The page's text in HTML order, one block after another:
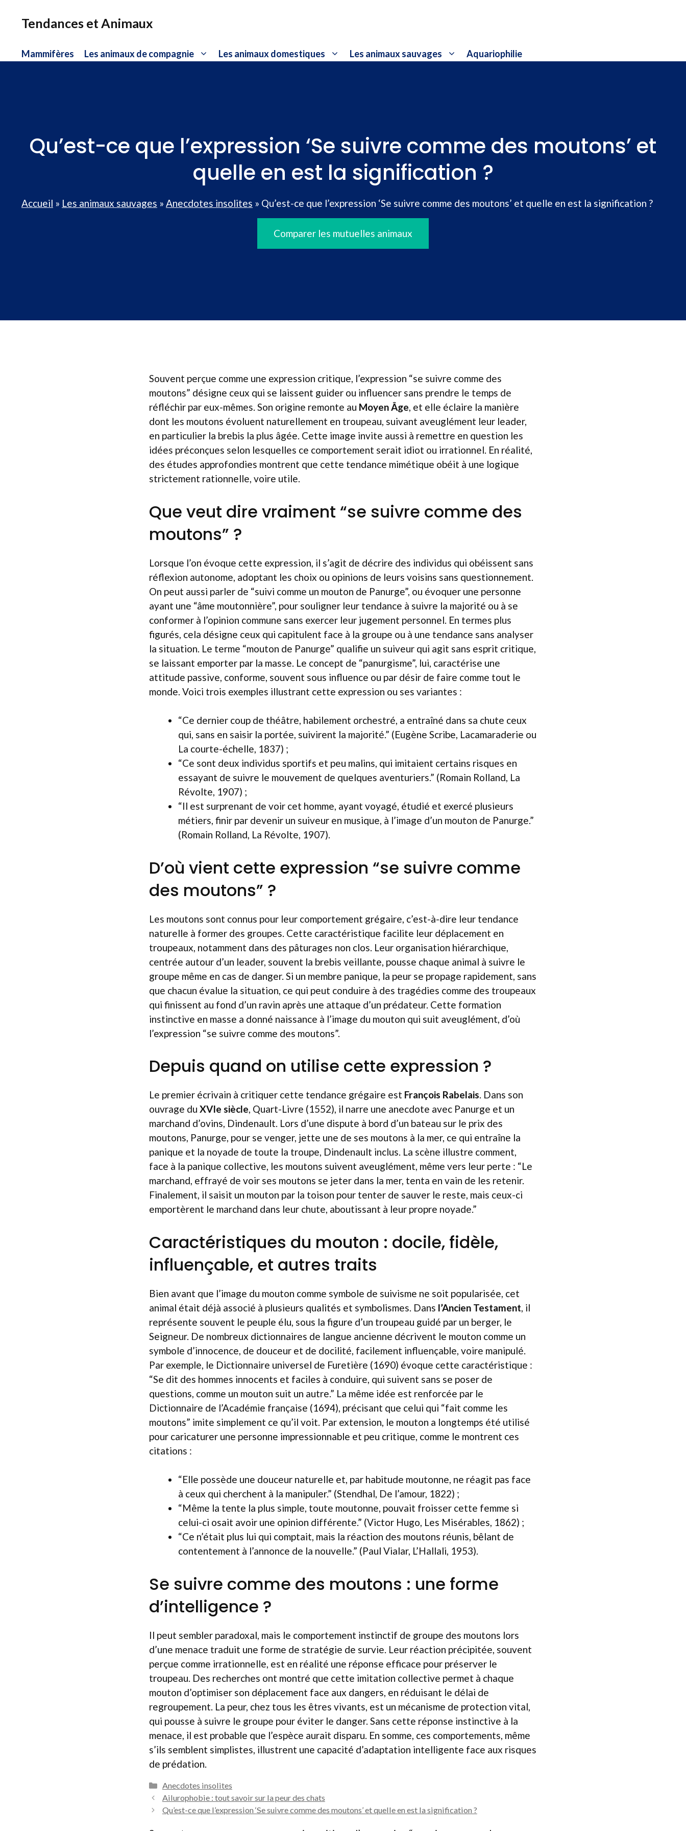
Tendances et Animaux
Mammifères Les animaux de compagnie Les animaux domestiques Les animaux sauvages Aquariophilie
Qu’est-ce que l’expression ‘Se suivre comme des moutons’ et
quelle en est la signification ?
Accueil » Les animaux sauvages » Anecdotes insolites » Qu’est-ce que l’expression ‘Se suivre comme des moutons’ et quelle en est la signification ?
Comparer les mutuelles animaux
Souvent perçue comme une expression critique, l’expression “se suivre comme des
moutons” désigne ceux qui se laissent guider ou influencer sans prendre le temps de
réfléchir par eux-mêmes. Son origine remonte au Moyen Âge, et elle éclaire la manière
dont les moutons évoluent naturellement en troupeau, suivant aveuglément leur leader,
en particulier la brebis la plus âgée. Cette image invite aussi à remettre en question les
idées préconçues selon lesquelles ce comportement serait idiot ou irrationnel. En réalité,
des études approfondies montrent que cette tendance mimétique obéit à une logique
strictement rationnelle, voire utile.
Que veut dire vraiment “se suivre comme des
moutons” ?
Lorsque l’on évoque cette expression, il s’agit de décrire des individus qui obéissent sans
réflexion autonome, adoptant les choix ou opinions de leurs voisins sans questionnement.
On peut aussi parler de “suivi comme un mouton de Panurge”, ou évoquer une personne
ayant une “âme moutonnière”, pour souligner leur tendance à suivre la majorité ou à se
conformer à l’opinion commune sans exercer leur jugement personnel. En termes plus
figurés, cela désigne ceux qui capitulent face à la groupe ou à une tendance sans analyser
la situation. Le terme “mouton de Panurge” qualifie un suiveur qui agit sans esprit critique,
se laissant emporter par la masse. Le concept de “panurgisme”, lui, caractérise une
attitude passive, conforme, souvent sous influence ou par désir de faire comme tout le
monde. Voici trois exemples illustrant cette expression ou ses variantes :
“Ce dernier coup de théâtre, habilement orchestré, a entraîné dans sa chute ceux
qui, sans en saisir la portée, suivirent la majorité.” (Eugène Scribe, Lacamaraderie ou
La courte-échelle, 1837) ;
“Ce sont deux individus sportifs et peu malins, qui imitaient certains risques en
essayant de suivre le mouvement de quelques aventuriers.” (Romain Rolland, La
Révolte, 1907) ;
“Il est surprenant de voir cet homme, ayant voyagé, étudié et exercé plusieurs
métiers, finir par devenir un suiveur en musique, à l’image d’un mouton de Panurge.”
(Romain Rolland, La Révolte, 1907).
D’où vient cette expression “se suivre comme
des moutons” ?
Les moutons sont connus pour leur comportement grégaire, c’est-à-dire leur tendance
naturelle à former des groupes. Cette caractéristique facilite leur déplacement en
troupeaux, notamment dans des pâturages non clos. Leur organisation hiérarchique,
centrée autour d’un leader, souvent la brebis veillante, pousse chaque animal à suivre le
groupe même en cas de danger. Si un membre panique, la peur se propage rapidement, sans
que chacun évalue la situation, ce qui peut conduire à des tragédies comme des troupeaux
qui finissent au fond d’un ravin après une attaque d’un prédateur. Cette formation
instinctive en masse a donné naissance à l’image du mouton qui suit aveuglément, d’où
l’expression “se suivre comme des moutons”.
Depuis quand on utilise cette expression ?
Le premier écrivain à critiquer cette tendance grégaire est François Rabelais. Dans son
ouvrage du XVIe siècle, Quart-Livre (1552), il narre une anecdote avec Panurge et un
marchand d’ovins, Dindenault. Lors d’une dispute à bord d’un bateau sur le prix des
moutons, Panurge, pour se venger, jette une de ses moutons à la mer, ce qui entraîne la
panique et la noyade de toute la troupe, Dindenault inclus. La scène illustre comment,
face à la panique collective, les moutons suivent aveuglément, même vers leur perte : “Le
marchand, effrayé de voir ses moutons se jeter dans la mer, tenta en vain de les retenir.
Finalement, il saisit un mouton par la toison pour tenter de sauver le reste, mais ceux-ci
emportèrent le marchand dans leur chute, aboutissant à leur propre noyade.”
Caractéristiques du mouton : docile, fidèle,
influençable, et autres traits
Bien avant que l’image du mouton comme symbole de suivisme ne soit popularisée, cet
animal était déjà associé à plusieurs qualités et symbolismes. Dans l’Ancien Testament , il
représente souvent le peuple élu, sous la figure d’un troupeau guidé par un berger, le
Seigneur. De nombreux dictionnaires de langue ancienne décrivent le mouton comme un
symbole d’innocence, de douceur et de docilité, facilement influençable, voire manipulé.
Par exemple, le Dictionnaire universel de Furetière (1690) évoque cette caractéristique :
“Se dit des hommes innocents et faciles à conduire, qui suivent sans se poser de
questions, comme un mouton suit un autre.” La même idée est renforcée par le
Dictionnaire de l’Académie française (1694), précisant que celui qui “fait comme les
moutons” imite simplement ce qu’il voit. Par extension, le mouton a longtemps été utilisé
pour caricaturer une personne impressionnable et peu critique, comme le montrent ces
citations :
“Elle possède une douceur naturelle et, par habitude moutonne, ne réagit pas face
à ceux qui cherchent à la manipuler.” (Stendhal, De l’amour, 1822) ;
“Même la tente la plus simple, toute moutonne, pouvait froisser cette femme si
celui-ci osait avoir une opinion différente.” (Victor Hugo, Les Misérables, 1862) ;
“Ce n’était plus lui qui comptait, mais la réaction des moutons réunis, bêlant de
contentement à l’annonce de la nouvelle.” (Paul Vialar, L’Hallali, 1953).
Se suivre comme des moutons : une forme
d’intelligence ?
Il peut sembler paradoxal, mais le comportement instinctif de groupe des moutons lors
d’une menace traduit une forme de stratégie de survie. Leur réaction précipitée, souvent
perçue comme irrationnelle, est en réalité une réponse efficace pour préserver le
troupeau. Des recherches ont montré que cette imitation collective permet à chaque
mouton d’optimiser son déplacement face aux dangers, en réduisant le délai de
regroupement. La peur, chez tous les êtres vivants, est un mécanisme de protection vital,
qui pousse à suivre le groupe pour éviter le danger. Sans cette réponse instinctive à la
menace, il est probable que l’espèce aurait disparu. En somme, ces comportements, même
s’ils semblent simplistes, illustrent une capacité d’adaptation intelligente face aux risques
de prédation.
Catégories
Anecdotes insolites
Ailurophobie : tout savoir sur la peur des chats
Qu’est-ce que l’expression ‘Se suivre comme des moutons’ et quelle en est la signification ?